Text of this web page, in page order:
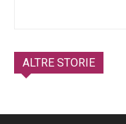
ALTRE STORIE